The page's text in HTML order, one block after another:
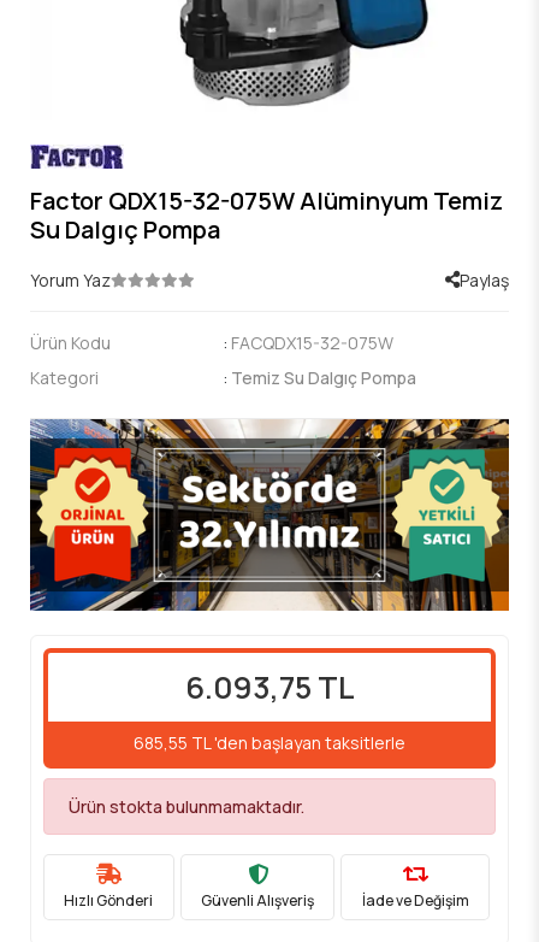
Factor QDX15-32-075W Alüminyum Temiz
Su Dalgıç Pompa
Yorum Yaz Paylaş
Ürün Kodu : FACQDX15-32-075W
Kategori
: Temiz Su Dalgıç Pompa
6.093,75 TL
685,55 TL 'den başlayan taksitlerle
Ürün stokta bulunmamaktadır.
Hızlı Gönderi Güvenli Alışveriş İade ve Değişim